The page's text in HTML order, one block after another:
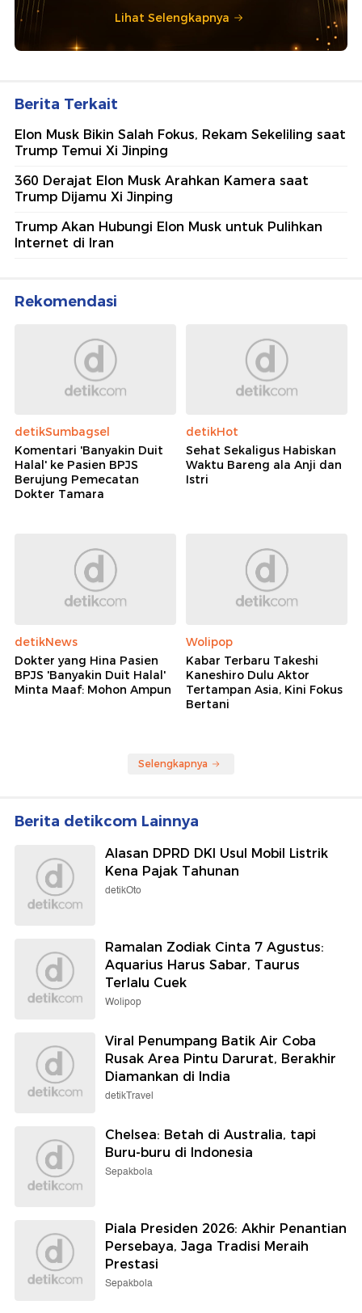
Lihat Selengkapnya
Berita Terkait
Elon Musk Bikin Salah Fokus, Rekam Sekeliling saat
Trump Temui Xi Jinping
360 Derajat Elon Musk Arahkan Kamera saat
Trump Dijamu Xi Jinping
Trump Akan Hubungi Elon Musk untuk Pulihkan
Internet di Iran
Rekomendasi
detikSumbagsel
Komentari 'Banyakin Duit
Halal' ke Pasien BPJS
Berujung Pemecatan
Dokter Tamara
detikHot
Sehat Sekaligus Habiskan
Waktu Bareng ala Anji dan
Istri
detikNews
Dokter yang Hina Pasien
BPJS 'Banyakin Duit Halal'
Minta Maaf: Mohon Ampun
Wolipop
Kabar Terbaru Takeshi
Kaneshiro Dulu Aktor
Tertampan Asia, Kini Fokus
Bertani
Selengkapnya
Berita detikcom Lainnya
Alasan DPRD DKI Usul Mobil Listrik
Kena Pajak Tahunan
detikOto
Ramalan Zodiak Cinta 7 Agustus:
Aquarius Harus Sabar, Taurus
Terlalu Cuek
Wolipop
Viral Penumpang Batik Air Coba
Rusak Area Pintu Darurat, Berakhir
Diamankan di India
detikTravel
Chelsea: Betah di Australia, tapi
Buru-buru di Indonesia
Sepakbola
Piala Presiden 2026: Akhir Penantian
Persebaya, Jaga Tradisi Meraih
Prestasi
Sepakbola